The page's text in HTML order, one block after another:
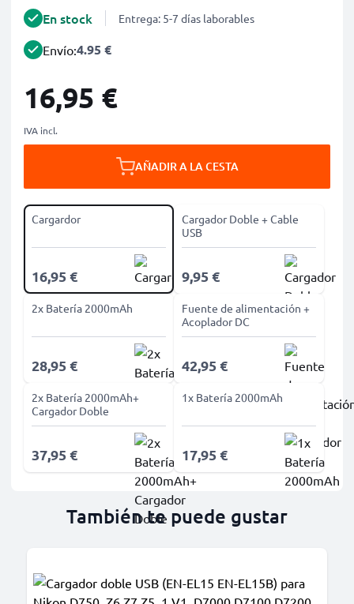
En stock Entrega: 5-7 días laborables
Envío:4.95 €
16,95 €
IVA incl.
AÑADIR A LA CESTA
Cargardor
16,95 €
Cargador Doble + Cable
USB
9,95 €
2x Batería 2000mAh
28,95 €
Fuente de alimentación +
Acoplador DC
42,95 €
2x Batería 2000mAh+
Cargador Doble
37,95 €
1x Batería 2000mAh
17,95 €
También te puede gustar